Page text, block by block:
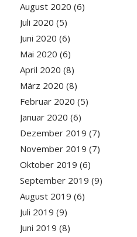
August 2020 (6)
Juli 2020 (5)
Juni 2020 (6)
Mai 2020 (6)
April 2020 (8)
März 2020 (8)
Februar 2020 (5)
Januar 2020 (6)
Dezember 2019 (7)
November 2019 (7)
Oktober 2019 (6)
September 2019 (9)
August 2019 (6)
Juli 2019 (9)
Juni 2019 (8)